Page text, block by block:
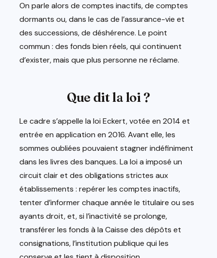
On parle alors de comptes inactifs, de comptes
dormants ou, dans le cas de l’assurance-vie et
des successions, de déshérence. Le point
commun : des fonds bien réels, qui continuent
d’exister, mais que plus personne ne réclame.
Que dit la loi ?
Le cadre s’appelle la loi Eckert, votée en 2014 et
entrée en application en 2016. Avant elle, les
sommes oubliées pouvaient stagner indéfiniment
dans les livres des banques. La loi a imposé un
circuit clair et des obligations strictes aux
établissements : repérer les comptes inactifs,
tenter d’informer chaque année le titulaire ou ses
ayants droit, et, si l’inactivité se prolonge,
transférer les fonds à la Caisse des dépôts et
consignations, l’institution publique qui les